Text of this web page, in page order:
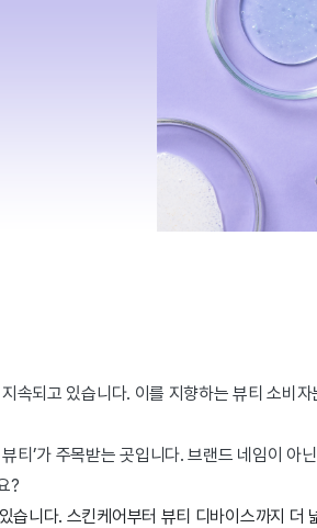
속되고 있습니다. 이를 지향하는 뷰티 소비
티’가 주목받는 곳입니다. 브랜드 네임이 아
?
습니다. 스킨케어부터 뷰티 디바이스까지 더